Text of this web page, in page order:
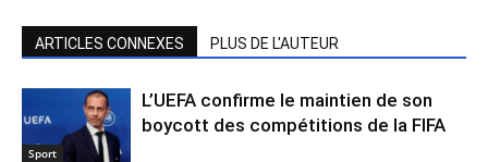
ARTICLES CONNEXES PLUS DE L'AUTEUR
Sport
L’UEFA confirme le maintien de son
boycott des compétitions de la FIFA